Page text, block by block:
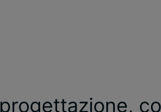
progettazione,